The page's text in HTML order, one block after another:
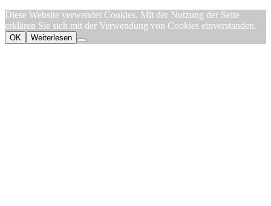
Diese Website verwendet Cookies. Mit der Nutzung der Seite
erklären Sie sich mit der Verwendung von Cookies einverstanden.
OK Weiterlesen